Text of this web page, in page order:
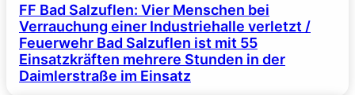
FF Bad Salzuflen: Vier Menschen bei
Verrauchung einer Industriehalle verletzt /
Feuerwehr Bad Salzuflen ist mit 55
Einsatzkräften mehrere Stunden in der
Daimlerstraße im Einsatz